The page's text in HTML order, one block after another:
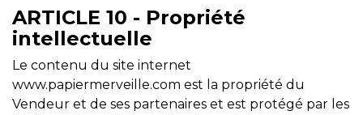
ARTICLE 10 - Propriété
intellectuelle
Le contenu du site internet
www.papiermerveille.com est la propriété du
Vendeur et de ses partenaires et est protégé par les